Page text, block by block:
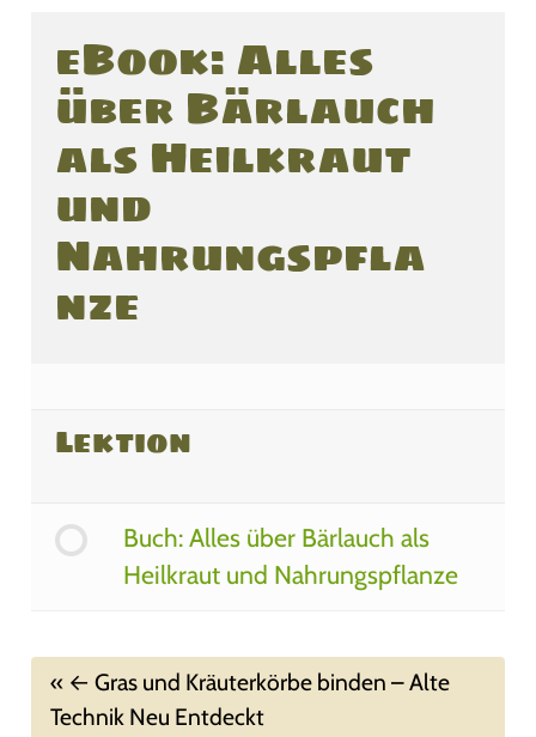
eBook: Alles
über Bärlauch
als Heilkraut
und
Nahrungspfla
nze
Lektion
Buch: Alles über Bärlauch als
Heilkraut und Nahrungspflanze
Gras und Kräuterkörbe binden – Alte
Technik Neu Entdeckt